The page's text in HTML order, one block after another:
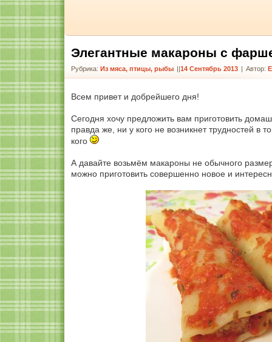
Элегантные макароны с
Рубрика: Из мяса, птицы, рыбы | 14 Сентябрь 2013 | Автор:
Всем привет и добрейшего дня!
Сегодня хочу предложить вам приготовить
правда же, ни у кого не возникнет трудностей в
кого
А давайте возьмём макароны не обычного
можно приготовить совершенно новое и